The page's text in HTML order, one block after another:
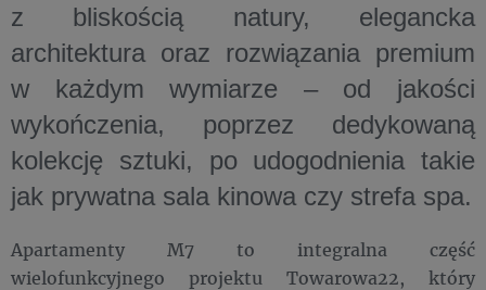
z bliskością natury, elegancka
architektura oraz rozwiązania premium
w każdym wymiarze – od jakości
wykończenia, poprzez dedykowaną
kolekcję sztuki, po udogodnienia takie
jak prywatna sala kinowa czy strefa spa.
Apartamenty M7 to integralna część
wielofunkcyjnego projektu Towarowa22, który